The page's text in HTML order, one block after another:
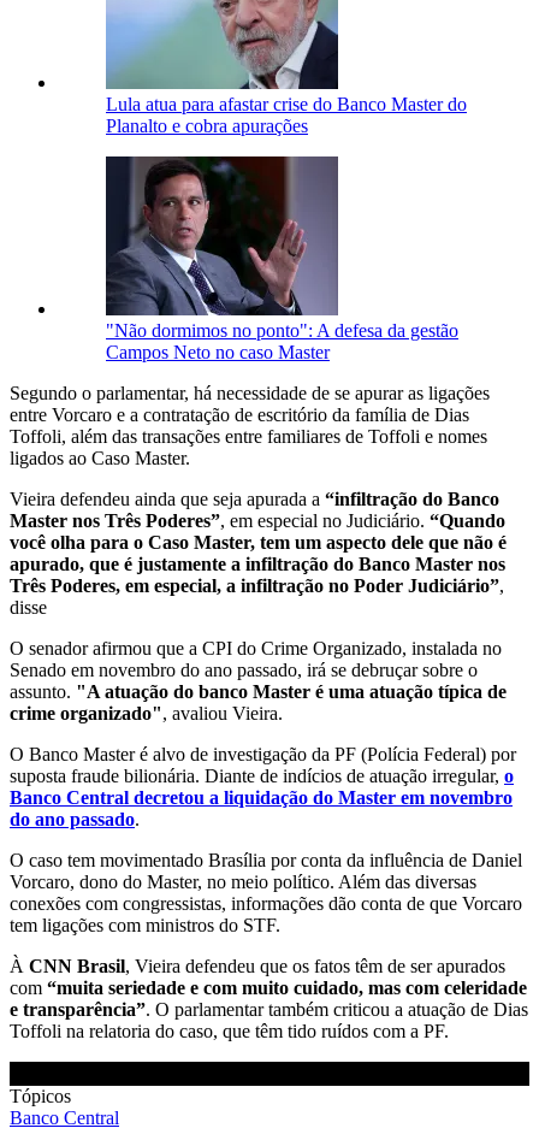
Lula atua para afastar crise do Banco Master do
Planalto e cobra apurações
"Não dormimos no ponto": A defesa da gestão
Campos Neto no caso Master
Segundo o parlamentar, há necessidade de se apurar as ligações
entre Vorcaro e a contratação de escritório da família de Dias
Toffoli, além das transações entre familiares de Toffoli e nomes
ligados ao Caso Master.
Vieira defendeu ainda que seja apurada a “infiltração do Banco
Master nos Três Poderes”, em especial no Judiciário. “Quando
você olha para o Caso Master, tem um aspecto dele que não é
apurado, que é justamente a infiltração do Banco Master nos
Três Poderes, em especial, a infiltração no Poder Judiciário”,
disse
O senador afirmou que a CPI do Crime Organizado, instalada no
Senado em novembro do ano passado, irá se debruçar sobre o
assunto. "A atuação do banco Master é uma atuação típica de
crime organizado", avaliou Vieira.
O Banco Master é alvo de investigação da PF (Polícia Federal) por
suposta fraude bilionária. Diante de indícios de atuação irregular, o
Banco Central decretou a liquidação do Master em novembro
do ano passado.
O caso tem movimentado Brasília por conta da influência de Daniel
Vorcaro, dono do Master, no meio político. Além das diversas
conexões com congressistas, informações dão conta de que Vorcaro
tem ligações com ministros do STF.
À CNN Brasil, Vieira defendeu que os fatos têm de ser apurados
com “muita seriedade e com muito cuidado, mas com celeridade
e transparência”. O parlamentar também criticou a atuação de Dias
Toffoli na relatoria do caso, que têm tido ruídos com a PF.
Tópicos
Banco Central